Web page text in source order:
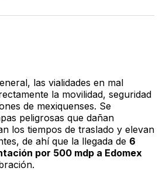
las vialidades en mal
la movilidad, seguridad
de mexiquenses. Se
peligrosas que dañan
los tiempos de traslado y elevan
de ahí que la llegada de 6
por 500 mdp a Edomex